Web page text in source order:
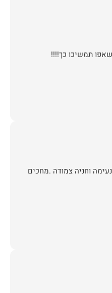
תמשיכו כך!!!!
וחניה צמודה .מחכים